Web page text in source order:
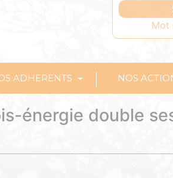
Mot
ADHERENTS NOS
énergie double